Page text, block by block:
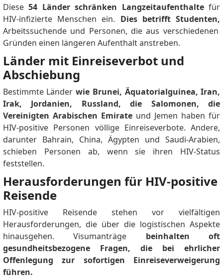
Diese54 Länder schränken Langzeitaufenthaltefür
HIV-infizierte Menschen ein. Dies betrifft Studenten,
Arbeitssuchende und Personen, die aus verschiedenen
Gründen einen längeren Aufenthalt anstreben.
Länder mit Einreiseverbot und
Abschiebung
Bestimmte Länderwie Brunei, Äquatorialguinea, Iran,
Irak, Jordanien, Russland, die Salomonen, die
Vereinigten Arabischen Emirateund Jemen haben für
HIV-positive Personen völlige Einreiseverbote.Andere,
darunter Bahrain, China, Ägypten und Saudi-Arabien,
schieben Personen ab, wenn sie ihren HIV-Status
feststellen.
Herausforderungen für HIV-positive
Reisende
HIV-positive Reisende stehen vor vielfältigen
Herausforderungen, die über die logistischen Aspekte
hinausgehen.Visumanträge beinhalten oft
gesundheitsbezogene Fragen, die bei ehrlicher
Offenlegung zur sofortigen Einreiseverweigerung
führen.